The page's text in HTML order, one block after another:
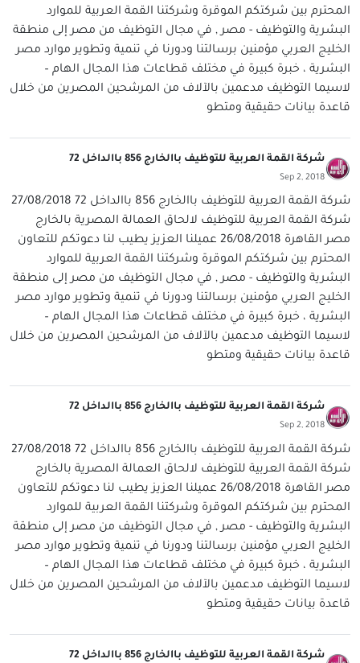
المحترم بين شركتكم الموقرة وشركتنا القمة العربية للموارد
البشرية والتوظيف - مصر , في مجال التوظيف من مصر إلى منطقة
الخليج العربي مؤمنين برسالتنا ودورنا في تنمية وتطوير موارد مصر
البشرية ، خبرة كبيرة في مختلف قطاعات هذا المجال الهام –
لاسيما التوظيف مدعمين بالآلاف من المرشحين المصرين من خلال
قاعدة بيانات حقيقية ومتطو
شركة القمة العربية للتوظيف باالخارج 856 باالداخل 72
Sep 2, 2018
شركة القمة العربية للتوظيف باالخارج 856 باالداخل 72 27/08/2018
شركة القمة العربية للتوظيف لالحاق العمالة المصرية بالخارج
مصر القاهرة 26/08/2018 عميلنا العزيز يطيب لنا دعوتكم للتعاون
المحترم بين شركتكم الموقرة وشركتنا القمة العربية للموارد
البشرية والتوظيف - مصر , في مجال التوظيف من مصر إلى منطقة
الخليج العربي مؤمنين برسالتنا ودورنا في تنمية وتطوير موارد مصر
البشرية ، خبرة كبيرة في مختلف قطاعات هذا المجال الهام –
لاسيما التوظيف مدعمين بالآلاف من المرشحين المصرين من خلال
قاعدة بيانات حقيقية ومتطو
شركة القمة العربية للتوظيف باالخارج 856 باالداخل 72
Sep 2, 2018
شركة القمة العربية للتوظيف باالخارج 856 باالداخل 72 27/08/2018
شركة القمة العربية للتوظيف لالحاق العمالة المصرية بالخارج
مصر القاهرة 26/08/2018 عميلنا العزيز يطيب لنا دعوتكم للتعاون
المحترم بين شركتكم الموقرة وشركتنا القمة العربية للموارد
البشرية والتوظيف - مصر , في مجال التوظيف من مصر إلى منطقة
الخليج العربي مؤمنين برسالتنا ودورنا في تنمية وتطوير موارد مصر
البشرية ، خبرة كبيرة في مختلف قطاعات هذا المجال الهام –
لاسيما التوظيف مدعمين بالآلاف من المرشحين المصرين من خلال
قاعدة بيانات حقيقية ومتطو
شركة القمة العربية للتوظيف باالخارج 856 باالداخل 72